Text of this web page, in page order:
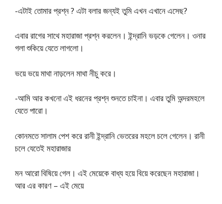
-এটাই তােমার প্রশ্ন ? এটা বলার জন্যই তুমি এখন এখানে এসেছ?
এবার রাগের সাথে মহারাজা প্রশ্ন করলেন। ইন্দ্রানি ভড়কে গেলেন। ওনার
গলা শুকিয়ে যেতে লাগলাে।
ভয়ে ভয়ে মাথা নাড়লেন মাথা নীচু করে।
-আমি আর কখনাে এই ধরনের প্রশ্ন শুনতে চাইনা। এবার তুমি অন্দরমহলে
যেতে পারাে।
কোনমতে সালাম পেশ করে রানী ইন্দ্রানি ভেতরের মহলে চলে গেলেন। রানী
চলে যেতেই মহারাজার
মন আরাে বিষিয়ে গেল। এই মেয়েকে বাধ্য হয়ে বিয়ে করেছেন মহারাজা।
আর এর কারণ – এই মেয়ে